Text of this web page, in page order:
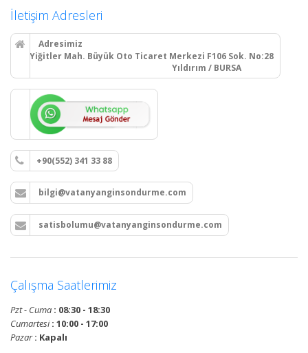
İletişim Adresleri
Adresimiz
Yiğitler Mah. Büyük Oto Ticaret Merkezi F106 Sok. No:28
Yıldırım / BURSA
+90(552) 341 33 88
bilgi@vatanyanginsondurme.com
satisbolumu@vatanyanginsondurme.com
Çalışma Saatlerimiz
Pzt - Cuma : 08:30 - 18:30
Cumartesi: 10:00 - 17:00
Pazar: Kapalı